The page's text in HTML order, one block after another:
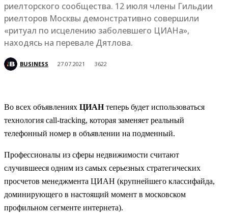
риелторского сообщества. 12 июля члены Гильдии
риелторов Москвы демонстративно совершили
«ритуал по исцелению заболевшего ЦИАНа»,
находясь на перевале Дятлова.
BUSINESS 27.07.2021 3622
Во всех объявлениях ЦИАНтеперь будет использоваться
технология сall-tracking, которая заменяет реальный
телефонный номер в объявлении на подменный.
Профессионалы из сферы недвижимости считают
случившееся одним из самых серьезных стратегических
просчетов менеджмента ЦИАН (крупнейшего классифайда,
доминирующего в настоящий момент в московском
профильном сегменте интернета).